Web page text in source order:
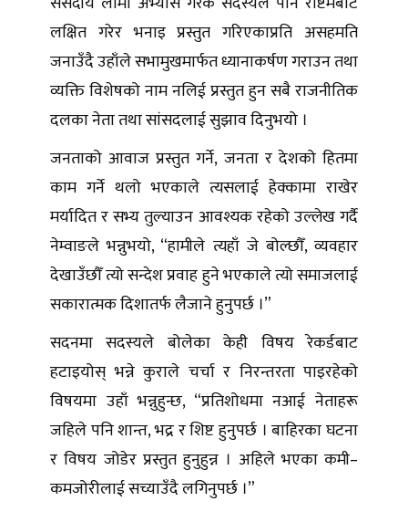
लक्षित गरेर भनाइ प्रस्तुत गरिएकाप्रति असहमति
जनाउँदै उहाँले सभामुखमार्फत ध्यानाकर्षण गराउन तथा
व्यक्ति विशेषको नाम नलिई प्रस्तुत हुन सबै राजनीतिक
दलका नेता तथा सांसदलाई सुझाव दिनुभयो ।
जनताको आवाज प्रस्तुत गर्ने, जनता र देशको हितमा
काम गर्ने थलो भएकाले त्यसलाई हेक्कामा राखेर
मर्यादित र सभ्य तुल्याउन आवश्यक रहेको उल्लेख गर्दै
नेम्वाङले भन्नुभयो, “हामीले त्यहाँ जे बोल्छौँ, व्यवहार
देखाउँछौँ त्यो सन्देश प्रवाह हुने भएकाले त्यो समाजलाई
सकारात्मक दिशातर्फ लैजाने हुनुपर्छ ।”
सदनमा सदस्यले बोलेका केही विषय रेकर्डबाट
हटाइयोस् भन्ने कुराले चर्चा र निरन्तरता पाइरहेको
विषयमा उहाँ भन्नुहुन्छ, “प्रतिशोधमा नआई नेताहरू
जहिले पनि शान्त, भद्र र शिष्ट हुनुपर्छ । बाहिरका घटना
र विषय जोडेर प्रस्तुत हुनुहुन्न । अहिले भएका कमी–
कमजोरीलाई सच्याउँदै लगिनुपर्छ ।”